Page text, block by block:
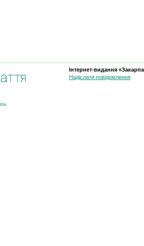
Інтернет-видання
Надіслати повідомлення